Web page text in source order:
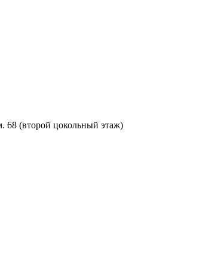
68 (второй цокольный этаж)